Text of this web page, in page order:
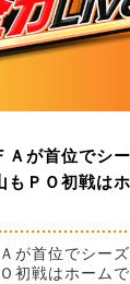
Ａが首位でシ
ＰＯ初戦は
が首位でシー
初戦はホームで